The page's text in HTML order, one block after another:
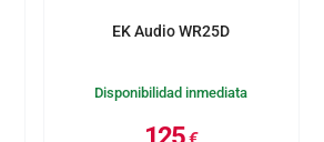
EK Audio WR25D
Disponibilidad inmediata